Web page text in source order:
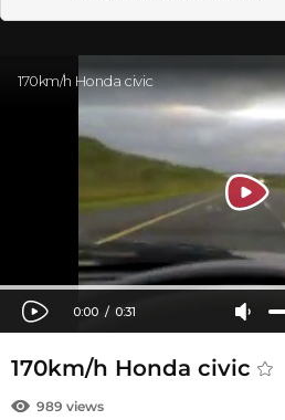
170km/h Honda civic
989 views